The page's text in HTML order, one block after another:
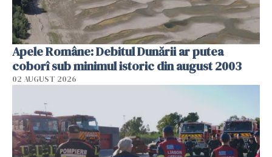
Apele Române: Debitul Dunării ar putea
coborî sub minimul istoric din august 2003
02 AUGUST 2026